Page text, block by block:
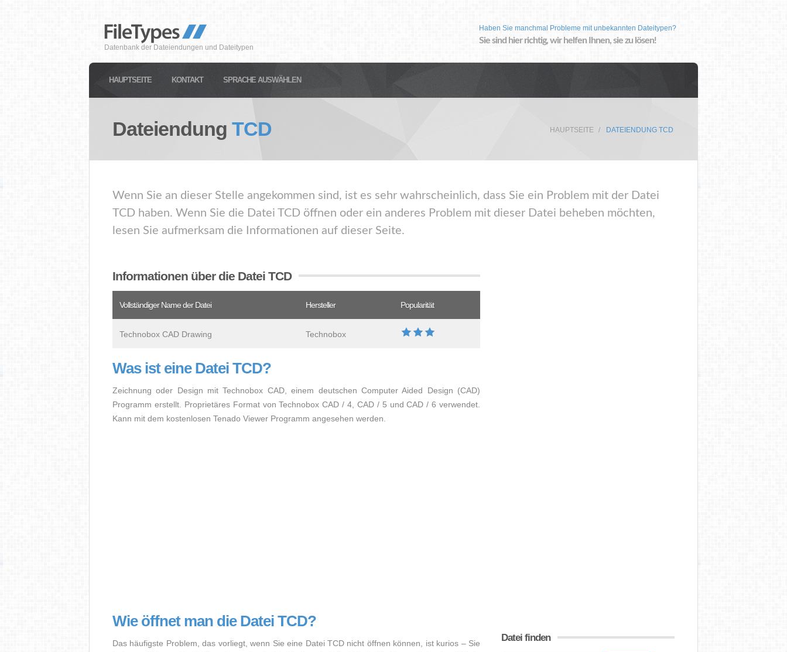
Datenbank der Dateiendungen und Dateitypen
Haben Sie manchmal Probleme mit unbekannten Dateitypen?
Sie sind hier richtig, wir helfen Ihnen, sie zu lösen!
HAUPTSEITE KONTAKT SPRACHE AUSWÄHLEN
Dateiendung TCD HAUPTSEITE DATEIENDUNG TCD
Wenn Sie an dieser Stelle angekommen sind, ist es sehr wahrscheinlich, dass Sie ein Problem mit der Datei
TCD haben. Wenn Sie die Datei TCD öffnen oder ein anderes Problem mit dieser Datei beheben möchten,
lesen Sie aufmerksam die Informationen auf dieser Seite.
Informationen über die Datei TCD
Vollständiger Name der Datei Hersteller Popularität
Technobox CAD Drawing Technobox
Was ist eine Datei TCD?
Zeichnung oder Design mit Technobox CAD, einem deutschen Computer Aided Design (CAD)
Programm erstellt. Proprietäres Format von Technobox CAD / 4, CAD / 5 und CAD / 6 verwendet.
Kann mit dem kostenlosen Tenado Viewer Programm angesehen werden.
Wie öffnet man die Datei TCD?
Das häufigste Problem, das vorliegt, wenn Sie eine Datei TCD nicht öffnen können, ist kurios – Sie
Datei finden